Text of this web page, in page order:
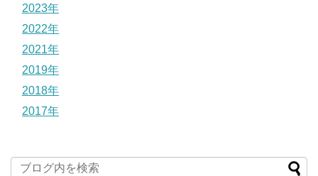
2023年
2022年
2021年
2019年
2018年
2017年